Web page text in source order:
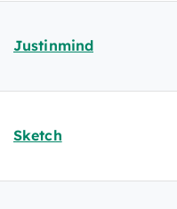
Justinmind
Sketch